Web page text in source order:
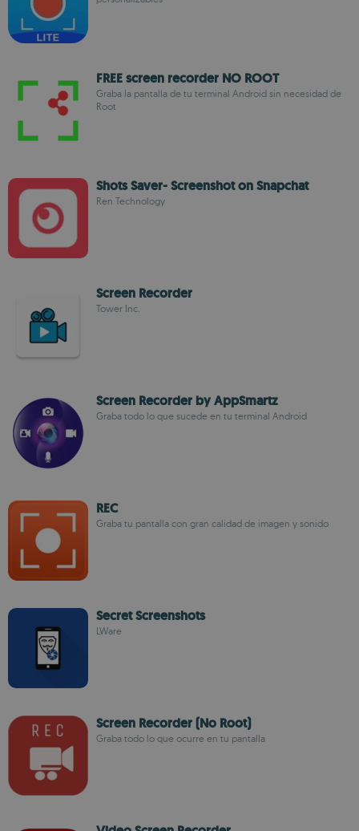
FREE screen recorder NO ROOT
Graba la pantalla de tu terminal Android sin necesidad de
Root
Shots Saver- Screenshot on Snapchat
Ren Technology
Screen Recorder
Tower Inc.
Screen Recorder by AppSmartz
Graba todo lo que sucede en tu terminal Android
REC
Graba tu pantalla con gran calidad de imagen y sonido
Secret Screenshots
LWare
Screen Recorder (No Root)
Graba todo lo que ocurre en tu pantalla